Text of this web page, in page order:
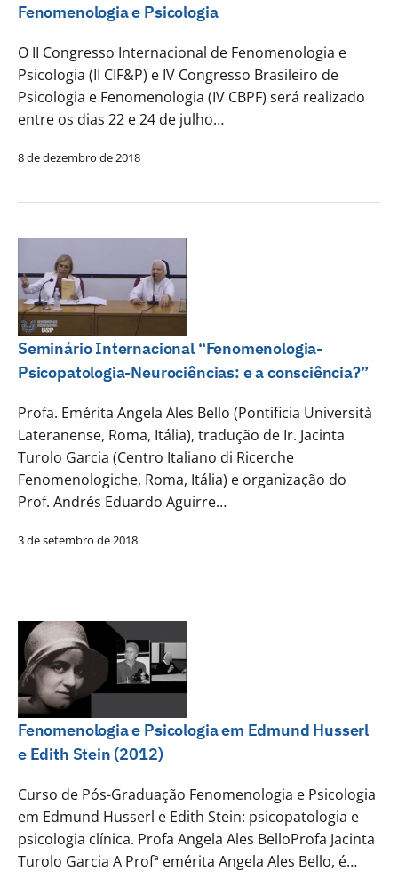
Fenomenologia e Psicologia
O II Congresso Internacional de Fenomenologia e
Psicologia (II CIF&P) e IV Congresso Brasileiro de
Psicologia e Fenomenologia (IV CBPF) será realizado
entre os dias 22 e 24 de julho…
8 de dezembro de 2018
Seminário Internacional “Fenomenologia-
Psicopatologia-Neurociências: e a consciência?”
Profa. Emérita Angela Ales Bello (Pontificia Università
Lateranense, Roma, Itália), tradução de Ir. Jacinta
Turolo Garcia (Centro Italiano di Ricerche
Fenomenologiche, Roma, Itália) e organização do
Prof. Andrés Eduardo Aguirre…
3 de setembro de 2018
Fenomenologia e Psicologia em Edmund Husserl
e Edith Stein (2012)
Curso de Pós-Graduação Fenomenologia e Psicologia
em Edmund Husserl e Edith Stein: psicopatologia e
psicologia clínica. Profa Angela Ales BelloProfa Jacinta
Turolo Garcia A Profª emérita Angela Ales Bello, é…